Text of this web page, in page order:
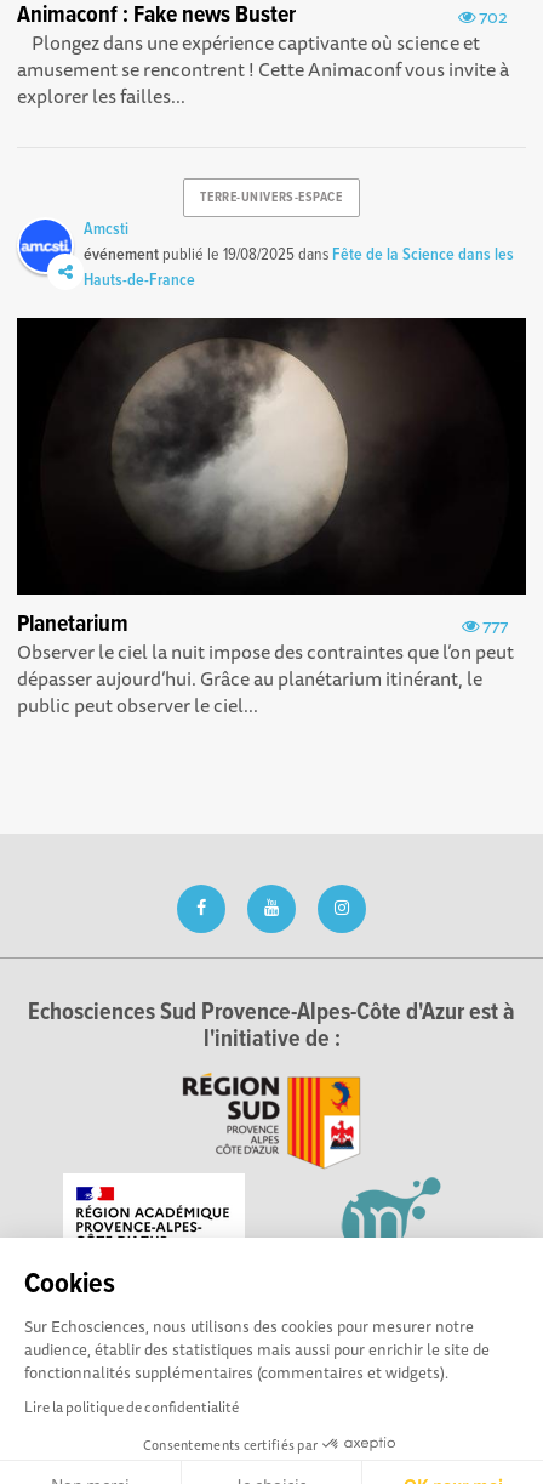
Cookies
Sur Echosciences, nous utilisons des cookies pour mesurer notre
audience, établir des statistiques mais aussi pour enrichir le site de
fonctionnalités supplémentaires (commentaires et widgets).
Lire la politique de confidentialité
Consentements certifiés par
702
Animaconf : Fake news Buster
Plongez dans une expérience captivante où science et
amusement se rencontrent ! Cette Animaconf vous invite à
explorer les failles...
TERRE-UNIVERS-ESPACE
Amcsti
événement publié le19/08/2025dans Fête de la Science dans les
Hauts-de-France
777
Planetarium
Observer le ciel la nuit impose des contraintes que l’on peut
dépasser aujourd’hui. Grâce au planétarium itinérant, le
public peut observer le ciel...
Echosciences Sud Provence-Alpes-Côte d'Azur est à
l'initiative de :
Echosciences Sud Provence-Alpes-Côte d'Azur est à